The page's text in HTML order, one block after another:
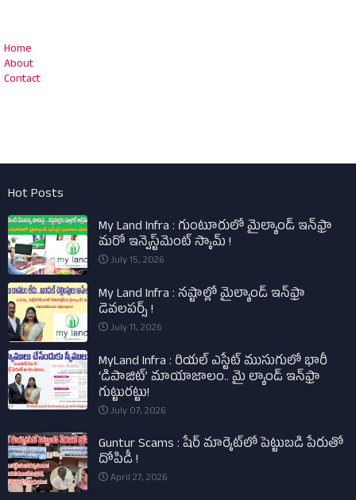
Home
About
Contact
Hot Posts
My Land Infra : గుంటూరులో మైల్యాండ్ ఇన్‌ఫ్రా
మరో ఇన్వెస్ట్‌మెంట్ స్కామ్ !
July 15, 2026
My Land Infra : నష్టాల్లో మైల్యాండ్ ఇన్‌ఫ్రా
డెవలపర్స్ !
July 11, 2026
MyLand Infra : రియల్ ఎస్టేట్ ముసుగులో భారీ
‘డిపాజిట్’ మాయాజాలం.. మై ల్యాండ్ ఇన్‌ఫ్రా
గుట్టురట్టు!
July 07, 2026
Guntur Scams : షేర్ మార్కెట్‌లో పెట్టుబడి పేరుతో
దోపిడీ !
April 27, 2026